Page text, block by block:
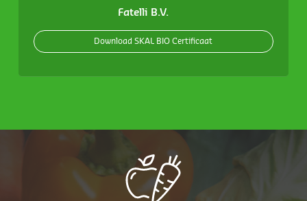
Fatelli B.V.
Download SKAL BIO Certificaat